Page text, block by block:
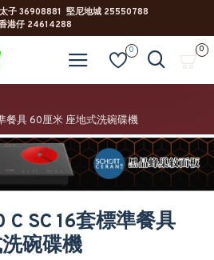
子 36908881 堅尼地城 25550788
港仔 24614288
0 0
餐具 60厘米 座地式洗碗碟機
SC 16套標準餐具
碗碟機